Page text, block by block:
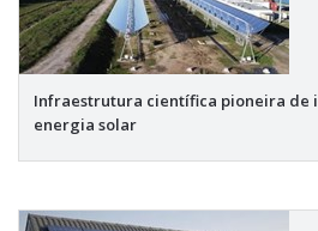
Infraestrutura científica pioneira de
energia solar